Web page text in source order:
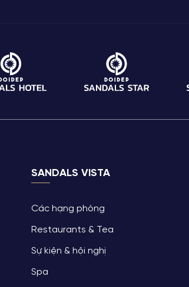
SANDALS VISTA
Các hạng phòng
Restaurants & Tea
Sự kiện & hội nghị
Spa